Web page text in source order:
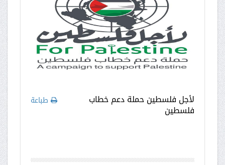
طباعة لأجل فلسطين حملة دعم خطاب
فلسطين